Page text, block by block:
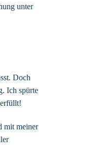
unter
Doch
Ich spürte
mit meiner